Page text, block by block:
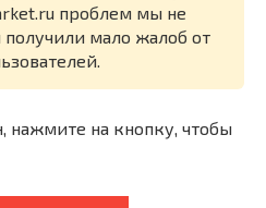
проблем мы не
мало жалоб от
нажмите на кнопку, чтобы